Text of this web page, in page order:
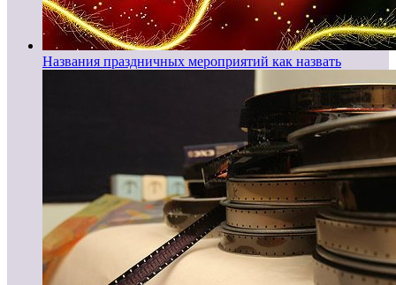
Названия праздничных мероприятий как назвать